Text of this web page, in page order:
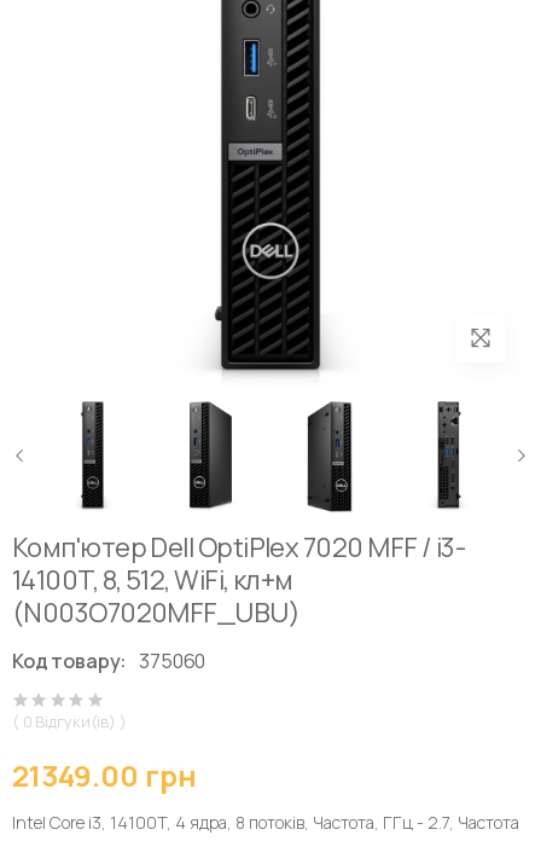
Комп'ютер Dell OptiPlex 7020 MFF / i3-
14100T, 8, 512, WiFi, кл+м
(N003O7020MFF_UBU)
Код товару: 375060
( 0 Відгуки(ів) )
21349.00 грн
Intel Core i3, 14100T, 4 ядра, 8 потоків, Частота, ГГц - 2.7, Частота